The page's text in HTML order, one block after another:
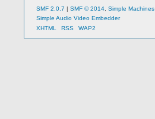
SMF 2.0.7 | SMF © 2014 Simple Machines
Simple Audio Video Embedder
XHTML
RSS WAP2